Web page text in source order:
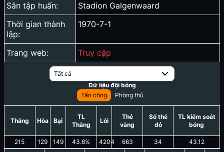
Sân tập huấn:
Stadion Galgenwaard
Thời gian thành
lập:
1970-7-1
Trang web: Truy cập
Tất cả
Dữ liệu đội bóng
Tấn công
Phòng thủ
Thắng
215
Hòa
129
Bại
149
TL
Thắng
43.6%
Lỗi
4204
Thẻ
vàng
663
Số thẻ
đỏ
34
TL kiểm soát
bóng
43.12